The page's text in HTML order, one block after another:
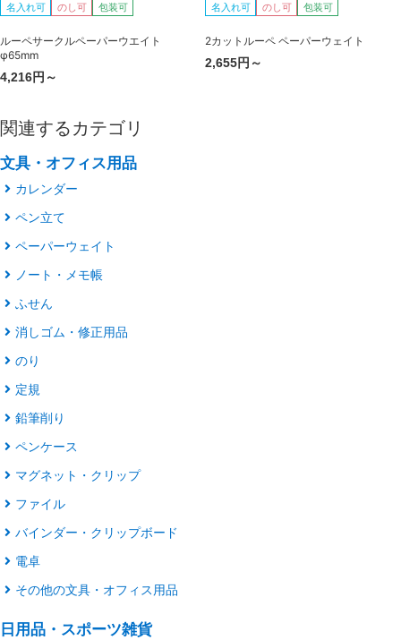
名入れ可 のし可 包装可
ルーペサークルペーパーウエイト
φ65mm
4,216円～
名入れ可 のし可 包装可
2カットルーペ ペーパーウェイト
2,655円～
関連するカテゴリ
文具・オフィス用品
カレンダー
ペン立て
ペーパーウェイト
ノート・メモ帳
ふせん
消しゴム・修正用品
のり
定規
鉛筆削り
ペンケース
マグネット・クリップ
ファイル
バインダー・クリップボード
電卓
その他の文具・オフィス用品
日用品・スポーツ雑貨